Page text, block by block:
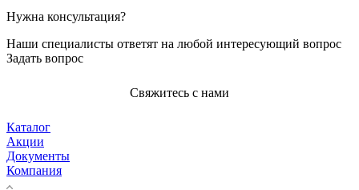
Нужна консультация?
Наши специалисты ответят на любой интересующий вопрос
Задать вопрос
Свяжитесь с нами
Каталог
Акции
Документы
Компания